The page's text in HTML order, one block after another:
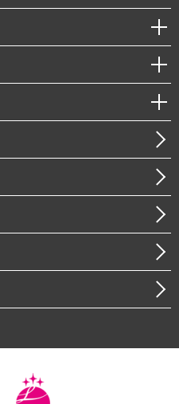
アンス）・防災（政策）
ートシティ